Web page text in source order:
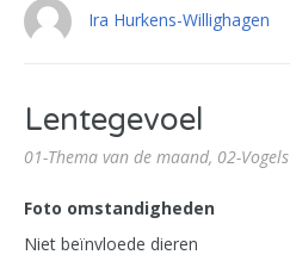
Ira Hurkens-Willighagen
Lentegevoel
01-Thema van de maand, 02-Vogels
Foto omstandigheden
Niet beïnvloede dieren